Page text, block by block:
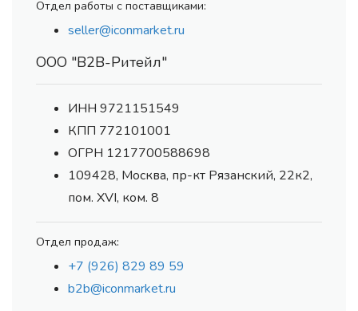
Отдел работы с поставщиками:
seller@iconmarket.ru
ООО "В2В-Ритейл"
ИНН 9721151549
КПП 772101001
ОГРН 1217700588698
109428, Москва, пр-кт Рязанский, 22к2,
пом. XVI, ком. 8
Отдел продаж:
+7 (926) 829 89 59
b2b@iconmarket.ru